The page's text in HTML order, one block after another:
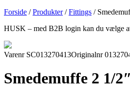
Forside /Produkter/Fittings /
HUSK – med B2B login kan du vælge
Varenr SC013270413Originalnr
Smedemuffe 2 1/